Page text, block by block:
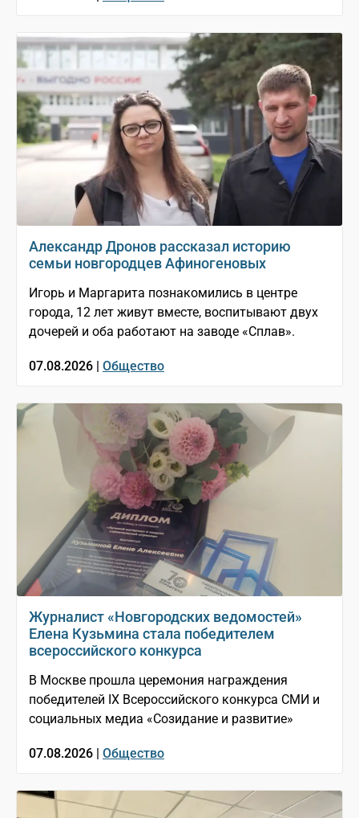
Александр Дронов рассказал историю
семьи новгородцев Афиногеновых
Игорь и Маргарита познакомились в центре
города, 12 лет живут вместе, воспитывают двух
дочерей и оба работают на заводе «Сплав».
07.08.2026 | Общество
Журналист «Новгородских ведомостей»
Елена Кузьмина стала победителем
всероссийского конкурса
В Москве прошла церемония награждения
победителей IX Всероссийского конкурса СМИ и
социальных медиа «Созидание и развитие»
07.08.2026 | Общество